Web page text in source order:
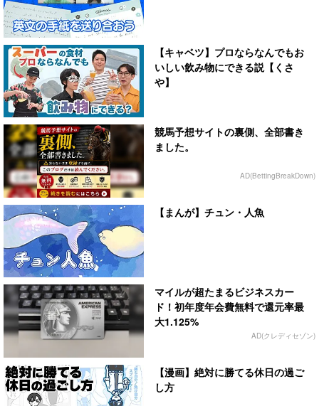
【キャベツ】プロならなんでもお
いしい飲み物にできる説【くさ
や】
競馬予想サイトの裏側、全部書き
ました。
AD(BettingBreakDown)
【まんが】チュン・人魚
マイルが超たまるビジネスカー
ド！初年度年会費無料で還元率最
大1.125%
AD(クレディセゾン)
【漫画】絶対に勝てる休日の過ご
し方